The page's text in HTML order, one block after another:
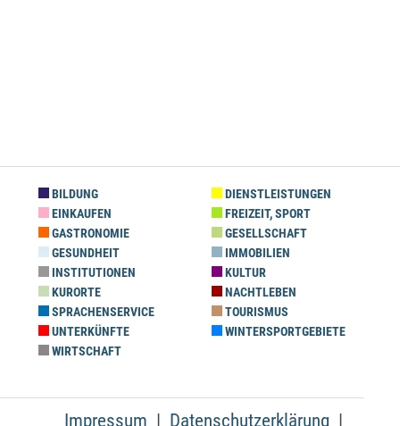
BILDUNG
DIENSTLEISTUNGEN
EINKAUFEN
FREIZEIT, SPORT
GASTRONOMIE
GESELLSCHAFT
GESUNDHEIT
IMMOBILIEN
INSTITUTIONEN
KULTUR
KURORTE
NACHTLEBEN
SPRACHENSERVICE
TOURISMUS
UNTERKÜNFTE
WINTERSPORTGEBIETE
WIRTSCHAFT
Impressum Datenschutzerklärung